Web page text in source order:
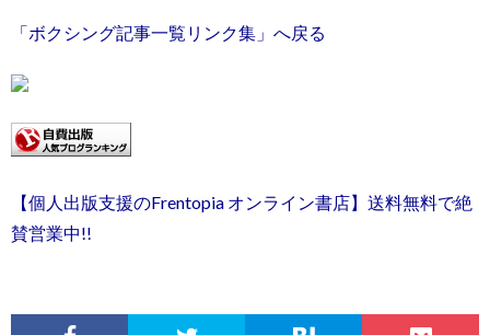
「ボクシング記事一覧リンク集」へ戻る
【個人出版支援のFrentopia オンライン書店】送料無料で絶
賛営業中!!